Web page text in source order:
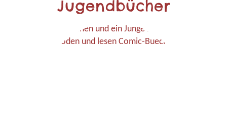
Jugendbücher